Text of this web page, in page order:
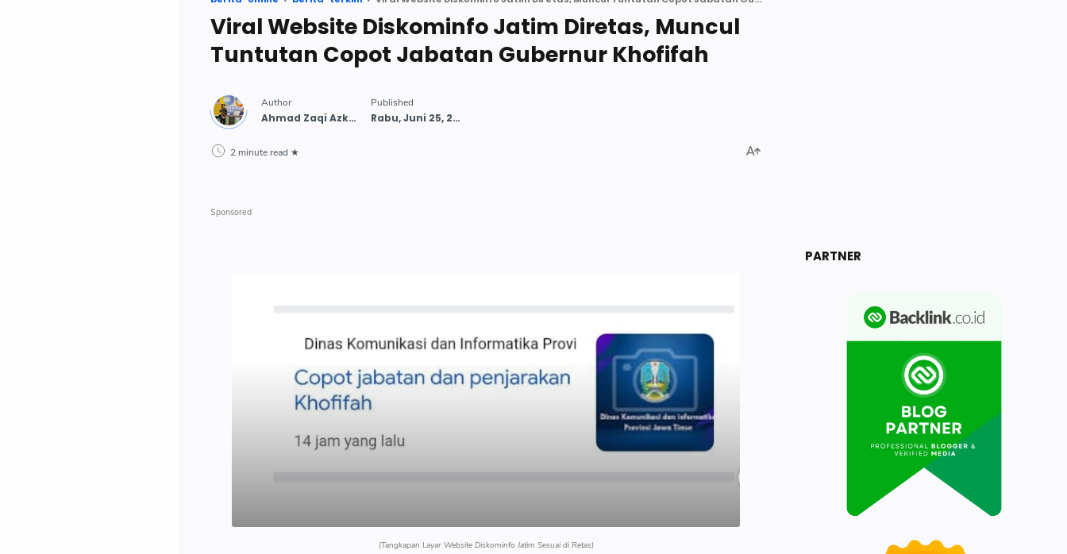
Viral Website Diskominfo Jatim Diretas, Muncul
Tuntutan Copot Jabatan Gubernur Khofifah
2 minute read
(Tangkapan Layar Website Diskominfo Jatim Sesuai di Retas)
PARTNER